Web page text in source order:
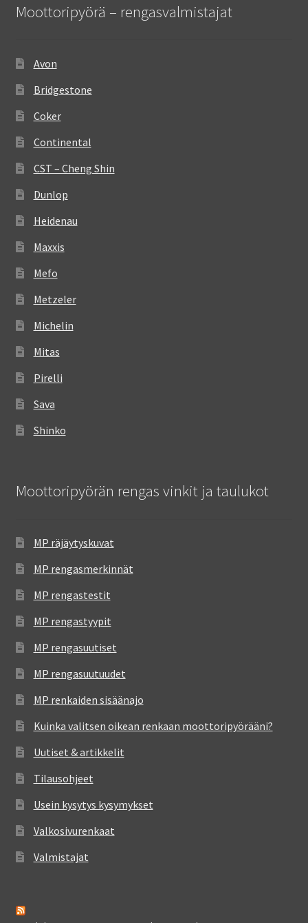
Moottoripyörä – rengasvalmistajat
Avon
Bridgestone
Coker
Continental
CST – Cheng Shin
Dunlop
Heidenau
Maxxis
Mefo
Metzeler
Michelin
Mitas
Pirelli
Sava
Shinko
Moottoripyörän rengas vinkit ja taulukot
MP räjäytyskuvat
MP rengasmerkinnät
MP rengastestit
MP rengastyypit
MP rengasuutiset
MP rengasuutuudet
MP renkaiden sisäänajo
Kuinka valitsen oikean renkaan moottoripyörääni?
Uutiset & artikkelit
Tilausohjeet
Usein kysytys kysymykset
Valkosivurenkaat
Valmistajat